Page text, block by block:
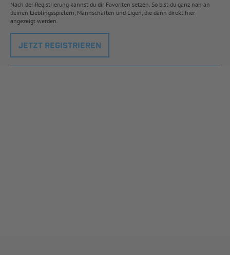
Nach der Registrierung kannst du dir Favoriten setzen. So bist du ganz nah an
deinen Lieblingsspielern, Mannschaften und Ligen, die dann direkt hier
angezeigt werden.
JETZT REGISTRIEREN